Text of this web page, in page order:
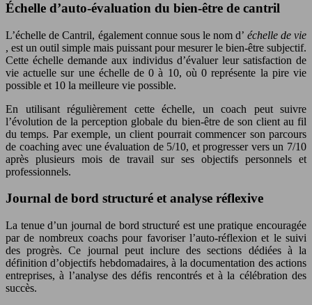
Échelle d’auto-évaluation du bien-être de cantril
L’échelle de Cantril, également connue sous le nom d’ échelle de vie
, est un outil simple mais puissant pour mesurer le bien-être subjectif.
Cette échelle demande aux individus d’évaluer leur satisfaction de
vie actuelle sur une échelle de 0 à 10, où 0 représente la pire vie
possible et 10 la meilleure vie possible.
En utilisant régulièrement cette échelle, un coach peut suivre
l’évolution de la perception globale du bien-être de son client au fil
du temps. Par exemple, un client pourrait commencer son parcours
de coaching avec une évaluation de 5/10, et progresser vers un 7/10
après plusieurs mois de travail sur ses objectifs personnels et
professionnels.
Journal de bord structuré et analyse réflexive
La tenue d’un journal de bord structuré est une pratique encouragée
par de nombreux coachs pour favoriser l’auto-réflexion et le suivi
des progrès. Ce journal peut inclure des sections dédiées à la
définition d’objectifs hebdomadaires, à la documentation des actions
entreprises, à l’analyse des défis rencontrés et à la célébration des
succès.